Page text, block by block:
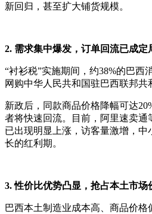
新回归，甚至扩大铺货规模。
2. 需求集中爆发，订单回流已成定
“衬衫税”实施期间，约38%的巴西
网购中华人民共和国驻巴西联邦共
新政后，同款商品价格降幅可达
者将快速回流。目前，阿里速卖
已出现明显上涨，访客量激增，
长的红利期。
3. 性价比优势凸显，抢占本土市场
巴西本土制造业成本高、商品价